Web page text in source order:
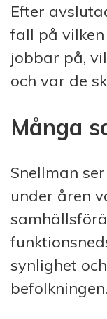
Efter
fall på
jobbar på,
och var de
Många
Snellman
under åren
synlighet
befolkningen.